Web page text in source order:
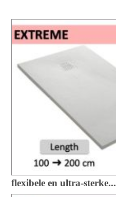
flexibele en ultra-sterke...